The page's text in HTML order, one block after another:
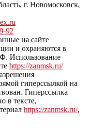
г. Новомосковск,
92
на сайте
и охраняются в
Использование
https://zanmsk.ru/
гиперссылкой на
Гиперссылка
в тексте,
https://zanmsk.ru/,